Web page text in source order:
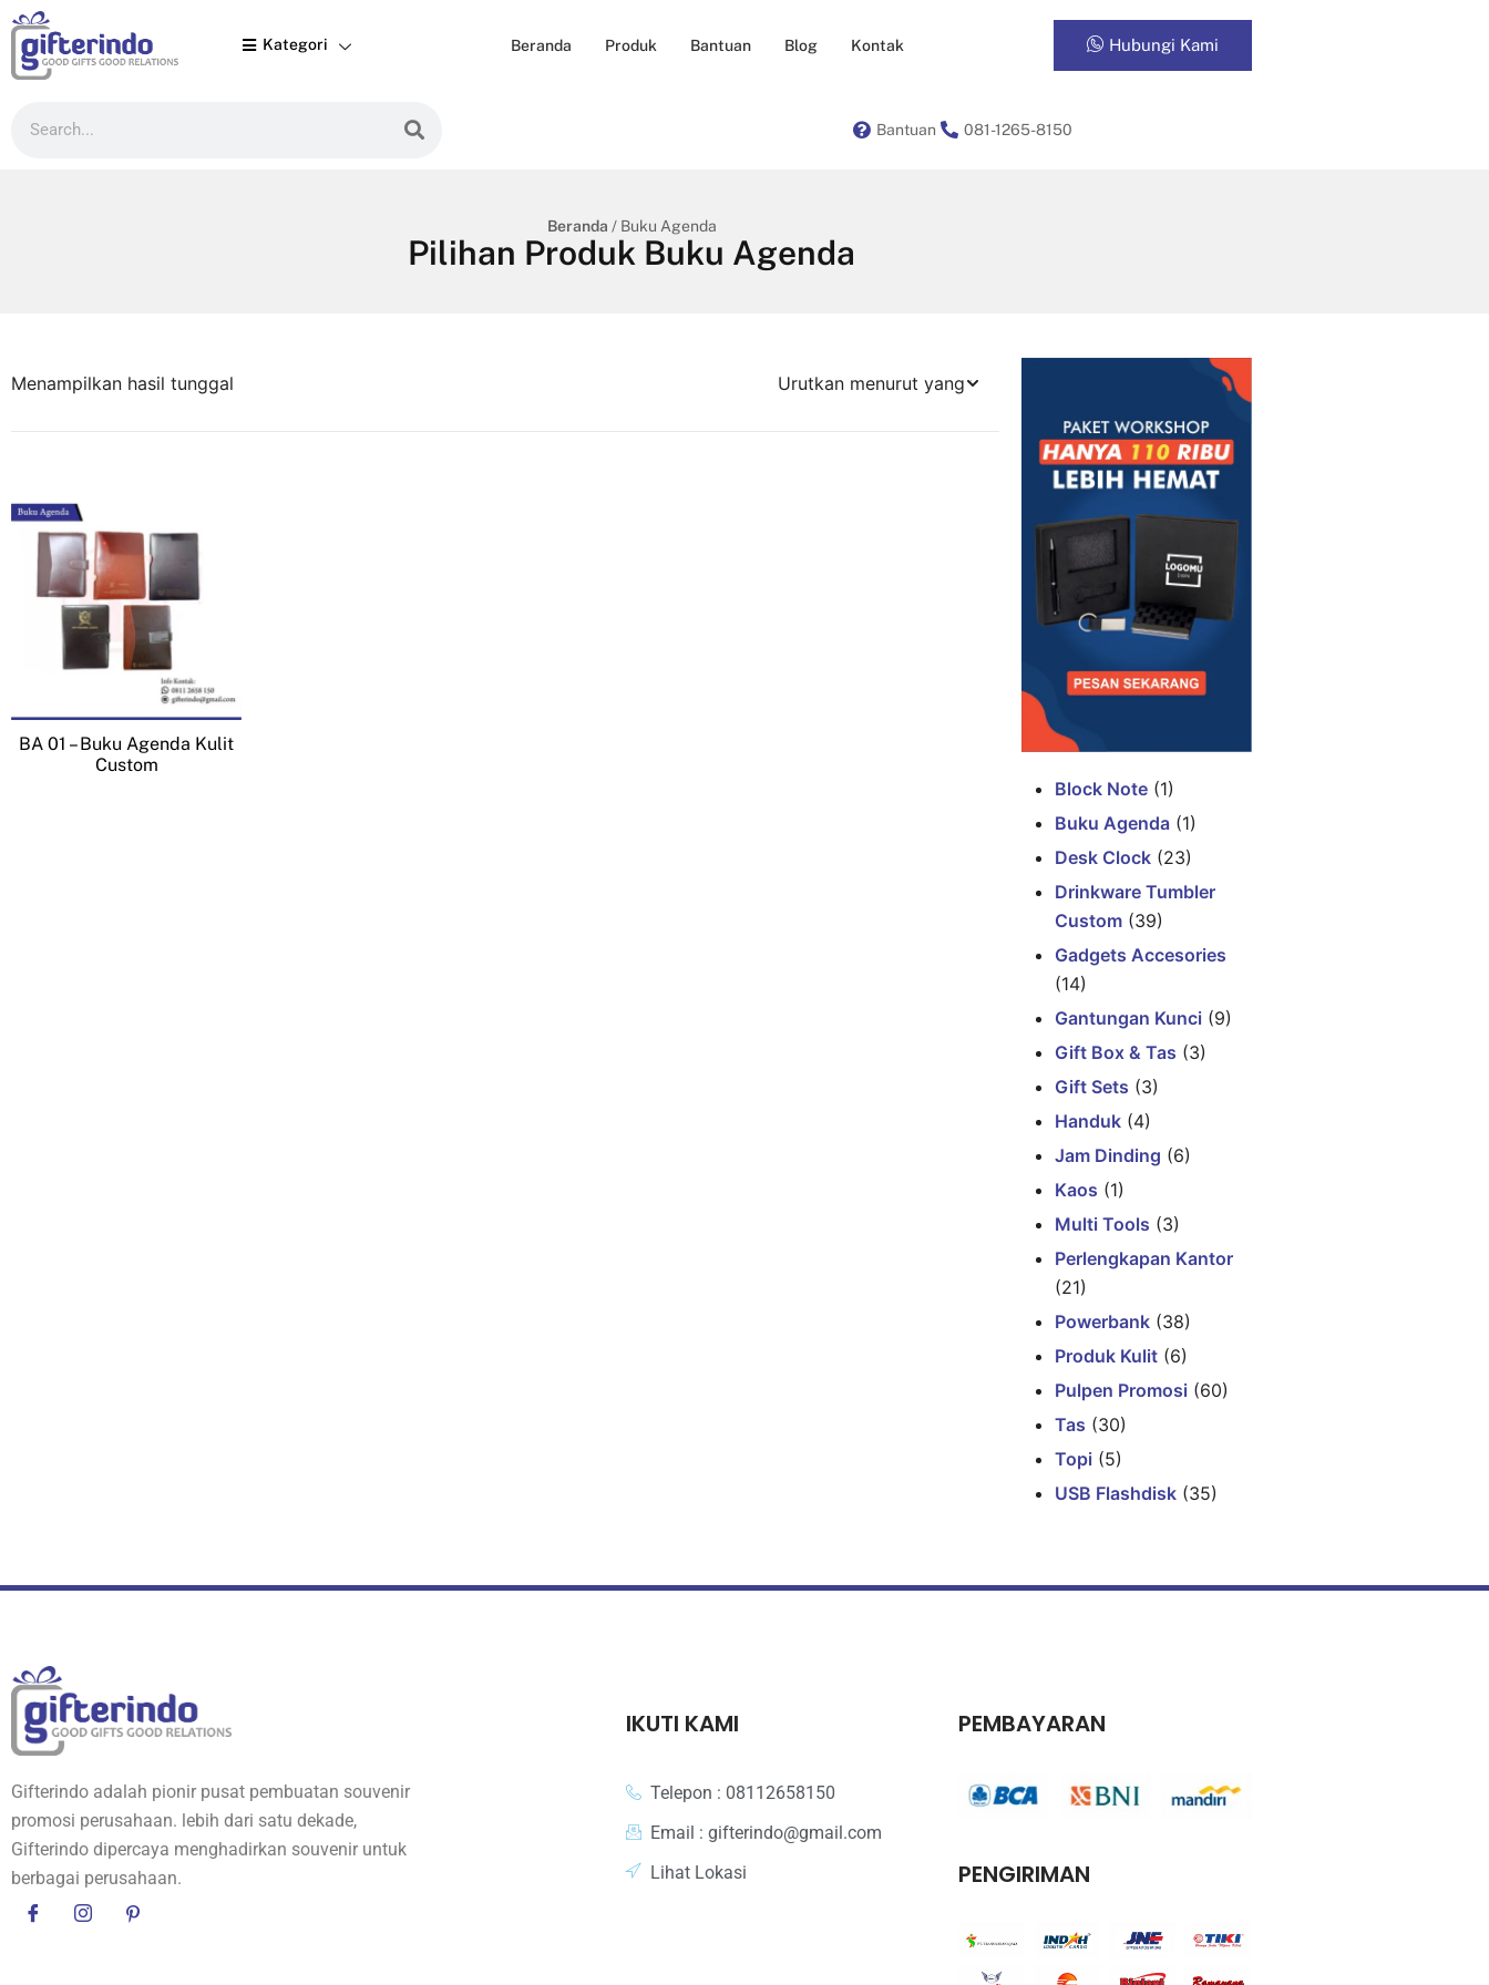
 Kategori Beranda Produk Bantuan Blog Kontak Hubungi Kami
Bantuan 081-1265-8150
Beranda / Buku Agenda
Pilihan Produk Buku Agenda
Menampilkan hasil tunggal
BA 01 – Buku Agenda Kulit
Custom
Block Note (1)
Buku Agenda (1)
Desk Clock (23)
Drinkware Tumbler
Custom (39)
Gadgets Accesories
(14)
Gantungan Kunci (9)
Gift Box & Tas (3)
Gift Sets (3)
Handuk (4)
Jam Dinding (6)
Kaos (1)
Multi Tools (3)
Perlengkapan Kantor
(21)
Powerbank (38)
Produk Kulit (6)
Pulpen Promosi (60)
Tas (30)
Topi (5)
USB Flashdisk (35)
Gifterindo adalah pionir pusat pembuatan souvenir
promosi perusahaan. lebih dari satu dekade,
Gifterindo dipercaya menghadirkan souvenir untuk
berbagai perusahaan.
IKUTI KAMI
Telepon : 08112658150
Email : gifterindo@gmail.com
Lihat Lokasi
PEMBAYARAN
PENGIRIMAN